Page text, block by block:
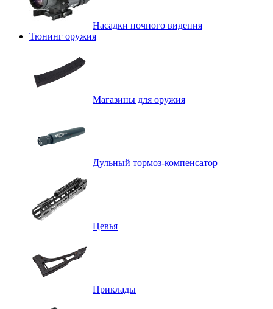
Насадки ночного видения
Тюнинг оружия
Магазины для оружия
Дульный тормоз-компенсатор
Цевья
Приклады